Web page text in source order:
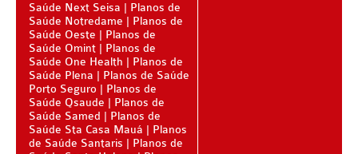
ÚNICA PLANO DE SAÚDE INFANTIL
UNIHOSP PLANO DE SAÚDE INFANTIL
PLANO DE SAÚDE SÊNIOR
AMEPLAN PLANO DE SAÚDE SÊNIOR
BIO SAÚDE PLANO DE SAÚDE SÊNIOR
Saúde Next Seisa
Planos de
Saúde Notredame
Planos de
Saúde Oeste
Planos de
Saúde Omint
Planos de
Saúde One Health
Planos de
Saúde Plena
Planos de Saúde
Porto Seguro
Planos de
Saúde Qsaude
Planos de
Saúde Samed
Planos de
Saúde Sta Casa Mauá
Planos
de Saúde Santaris
Planos de